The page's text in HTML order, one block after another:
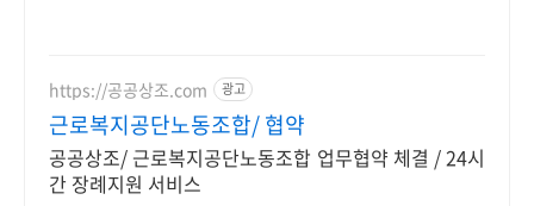
https://공공상조.com 광고
근로복지공단노동조합/ 협약
공공상조/ 근로복지공단노동조합 업무협약 체결 / 24시
간 장례지원 서비스